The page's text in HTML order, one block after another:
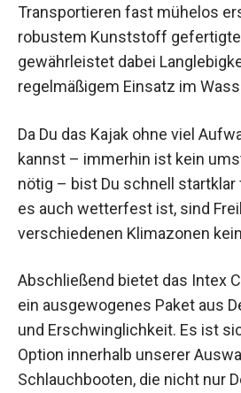
Transportieren fast mühelos
robustem Kunststoff gefertigte
gewährleistet dabei
regelmäßigem Einsatz im
Da Du das Kajak ohne viel
kannst – immerhin ist kein
nötig – bist Du schnell startklar
es auch wetterfest ist, sind
verschiedenen Klimazonen
Abschließend bietet das Intex
ein ausgewogenes Paket aus
und Erschwinglichkeit. Es ist
Option innerhalb unserer
Schlauchbooten, die nicht nur